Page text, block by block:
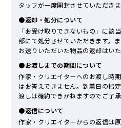
タッフが一度開封させていただきま
●返却・処分について
「お受け取りできないもの」に該
部にて処分させていただきます。
お送りいただいた物品の返却はいた
●お渡しまでの期間について
作家・クリエイターへのお渡し時
はお答えできません。到着日の指
渡しは確約できかねますのでご了承
●返信について
作家・クリエイターからの返信は